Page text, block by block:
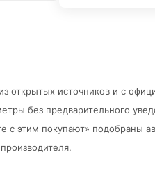
открытых источников и с
без предварительного
с этим покупают» подобраны